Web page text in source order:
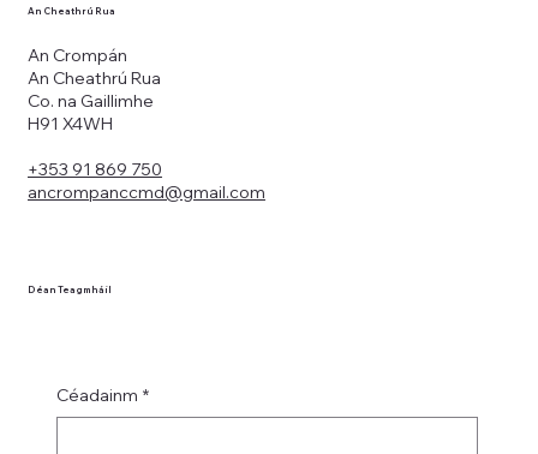
An Crompán
An Cheathrú Rua
Co. na Gaillimhe
H91 X4WH
+353 91 869 750
ancrompanccmd@gmail.com
An Cheathrú Rua
Déan Teagmháil
Céadainm *